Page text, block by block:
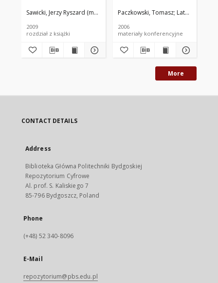
drgającą
Sawicki, Jerzy Ryszard (mechanika) Sawicki, Jerzy Ryszard. Red.
2009
rozdział z książki
Paczkowski, Tomasz Latoś, Hubert.
2006
materiały konferencyjne
More
CONTACT DETAILS
Address
Biblioteka Główna Politechniki Bydgoskiej
Repozytorium Cyfrowe
Al. prof. S. Kaliskiego 7
85-796 Bydgoszcz, Poland
Phone
(+48) 52 340-8096
E-Mail
repozytorium@pbs.edu.pl